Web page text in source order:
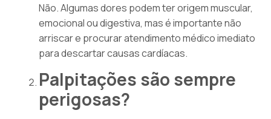
Não. Algumas dores podem ter origem muscular,
emocional ou digestiva, mas é importante não
arriscar e procurar atendimento médico imediato
para descartar causas cardíacas.
Palpitações são sempre
perigosas?